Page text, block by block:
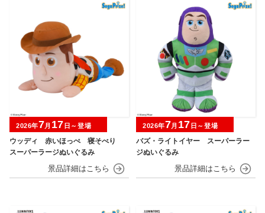
ウッディ 赤いほっぺ 寝そべり
スーパーラージぬいぐるみ
2026年7月 17 日～登場
バズ・ライトイヤー スーパーラー
ジぬいぐるみ
2026年7月 17 日～登場